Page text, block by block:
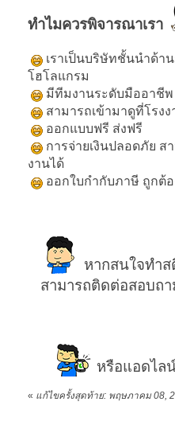
ทำไมควรพิจารณาเรา
เราเป็นบริษัทชั้นนำด้า
โฮโลแกรม
มีทีมงานระดับมืออาชีพ
สามารถเข้ามาดูที่โรง
ออกแบบฟรี ส่งฟรี
การจ่ายเงินปลอดภัย ส
งานได้
ออกใบกำกับภาษี ถูกต้
หากสนใจทำ
สามารถติดต่อสอบถ
หรือแอดไล
« แก้ไขครั้งสุดท้าย: พฤษภาคม 08,